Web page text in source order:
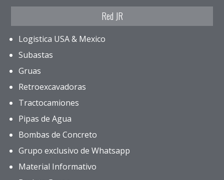
Red JR
Logistica USA & Mexico
Subastas
Gruas
Retroexcavadoras
Tractocamiones
Pipas de Agua
Bombas de Concreto
Grupo exclusivo de Whatsapp
Material Informativo